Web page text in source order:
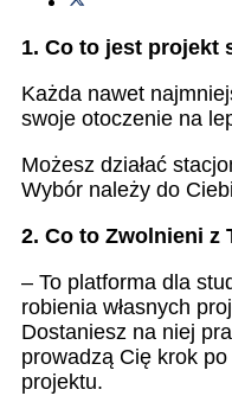
1. Co to jest projekt
Każda nawet
swoje otoczenie na
Możesz działać
Wybór należy do
2. Co to Zwolnieni z
– To platforma dla
robienia własnych
Dostaniesz na niej
prowadzą Cię krok
projektu.